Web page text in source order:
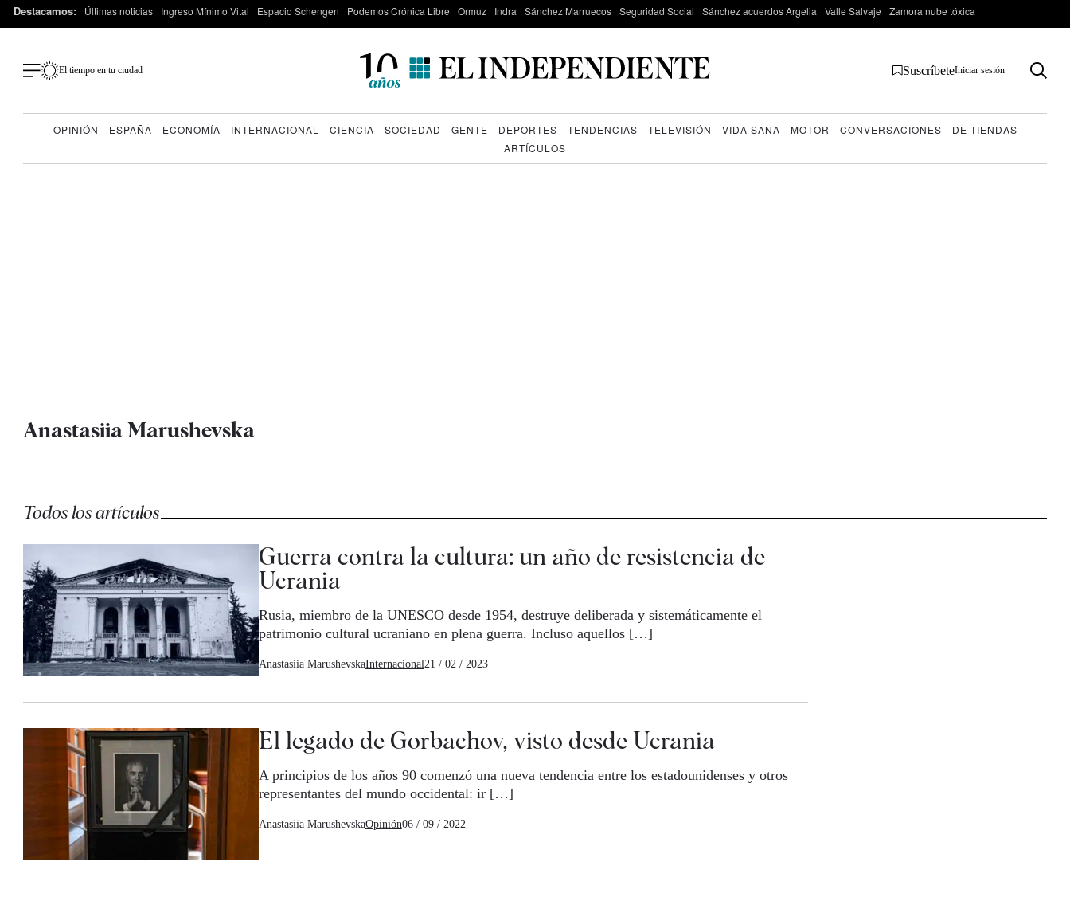
Destacamos: Últimas noticias Ingreso Mínimo Vital Espacio Schengen Podemos Crónica Libre Ormuz Indra Sánchez Marruecos Seguridad Social Sánchez acuerdos Argelia Valle Salvaje Zamora nube tóxica
El tiempo en tu ciudad SuscríbeteIniciar sesión
OPINIÓN ESPAÑA ECONOMÍA INTERNACIONAL CIENCIA SOCIEDAD GENTE DEPORTES TENDENCIAS TELEVISIÓN VIDA SANA MOTOR CONVERSACIONES
DE TIENDAS
ARTÍCULOS
Anastasiia Marushevska
Todos los artículos
Guerra contra la cultura: un año de resistencia de
Ucrania
Rusia, miembro de la UNESCO desde 1954, destruye deliberada y sistemáticamente el
patrimonio cultural ucraniano en plena guerra. Incluso aquellos […]
Anastasiia MarushevskaInternacional21 / 02 / 2023
El legado de Gorbachov, visto desde Ucrania
A principios de los años 90 comenzó una nueva tendencia entre los estadounidenses y otros
representantes del mundo occidental: ir […]
Anastasiia MarushevskaOpinión06 / 09 / 2022